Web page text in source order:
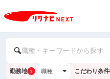
職種・キーワードから探す
勤務地 1 職種 こだわり条件